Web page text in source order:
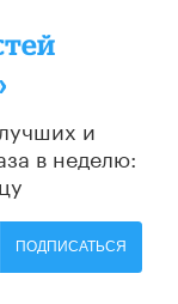
и
в неделю:
ПОДПИСАТЬСЯ